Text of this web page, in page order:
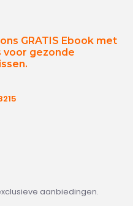
GRATIS Ebook met
voor gezonde
aanbiedingen.